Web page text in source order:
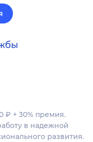
₽ + 30% премия.
в надежной
развития.